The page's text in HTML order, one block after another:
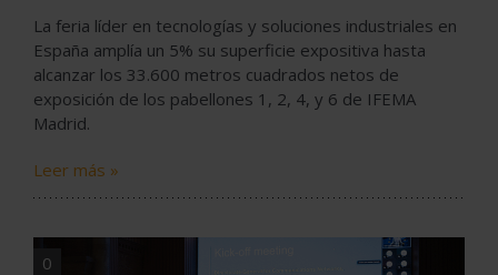
La feria líder en tecnologías y soluciones industriales en
España amplía un 5% su superficie expositiva hasta
alcanzar los 33.600 metros cuadrados netos de
exposición de los pabellones 1, 2, 4, y 6 de IFEMA
Madrid.
Leer más »
0